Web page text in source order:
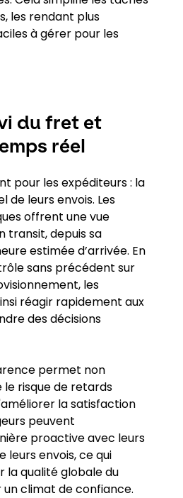
les rendant plus
à gérer pour les
du fret et
réel
pour les expéditeurs : la
de leurs envois. Les
offrent une vue
transit, depuis sa
estimée d’arrivée. En
sans précédent sur
les
réagir rapidement aux
des décisions
permet non
risque de retards
la satisfaction
peuvent
proactive avec leurs
leurs envois, ce qui
la qualité globale du
climat de confiance.